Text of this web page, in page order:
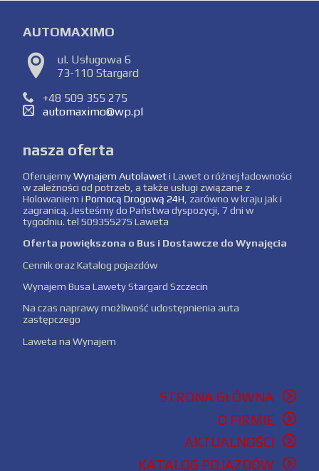
AUTOMAXIMO
ul. Usługowa 6
73-110 Stargard
+48 509 355 275
automaximo@wp.pl
nasza oferta
OferujemyWynajem Autolaweti Lawet o różnej ładowności
w zależności od potrzeb, a także usługi związane z
Holowaniem i Pomocą Drogową 24H , zarówno w kraju jak i
zagranicą. Jesteśmy do Państwa dyspozycji, 7 dni w
tygodniu. tel 509355275 Laweta
Oferta powiększona o Bus i Dostawcze do Wynajęcia
Cennik oraz Katalog pojazdów
Wynajem Busa Lawety Stargard Szczecin
Na czas naprawy możliwość udostępnienia auta
zastępczego
Laweta na Wynajem
STRONA GŁÓWNA
O FIRMIE
AKTUALNOŚCI
KATALOG POJAZDÓW